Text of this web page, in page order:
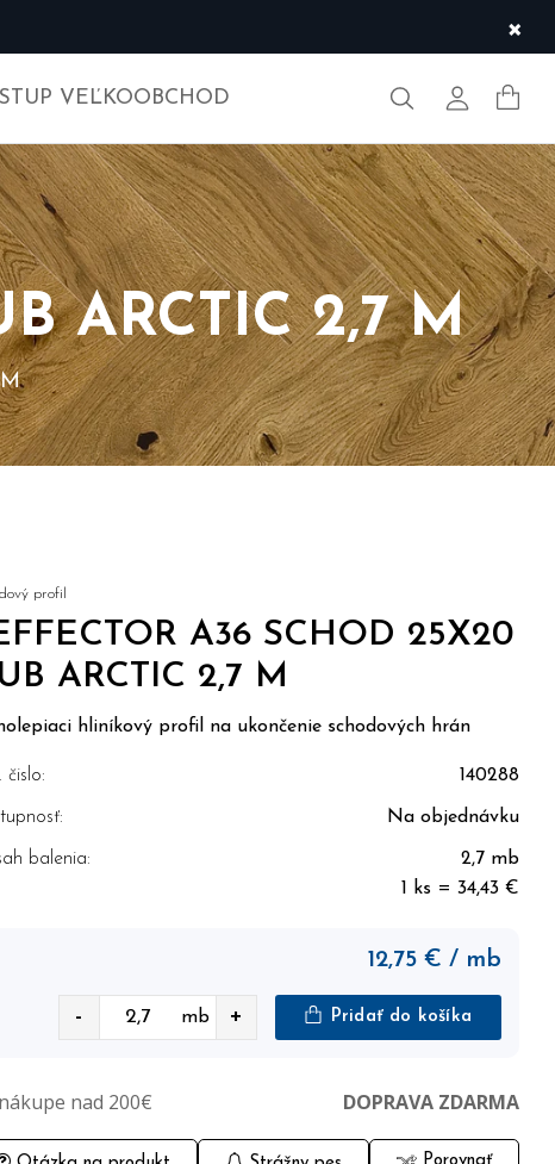
×
VEĽKOOBCHOD Hľadať Môj účet
ARCTIC 2,7 M
profil
A36 SCHOD 25X20
ARCTIC 2,7 M
hliníkový profil na ukončenie schodových hrán
čislo: 140288
Na objednávku
balenia:
2,7 mb
1 ks = 34,43 €
12,75 € / mb
- mb + Pridať do košíka
nad 200€ DOPRAVA ZDARMA